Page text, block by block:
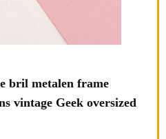
bril metalen frame
vintage Geek oversized